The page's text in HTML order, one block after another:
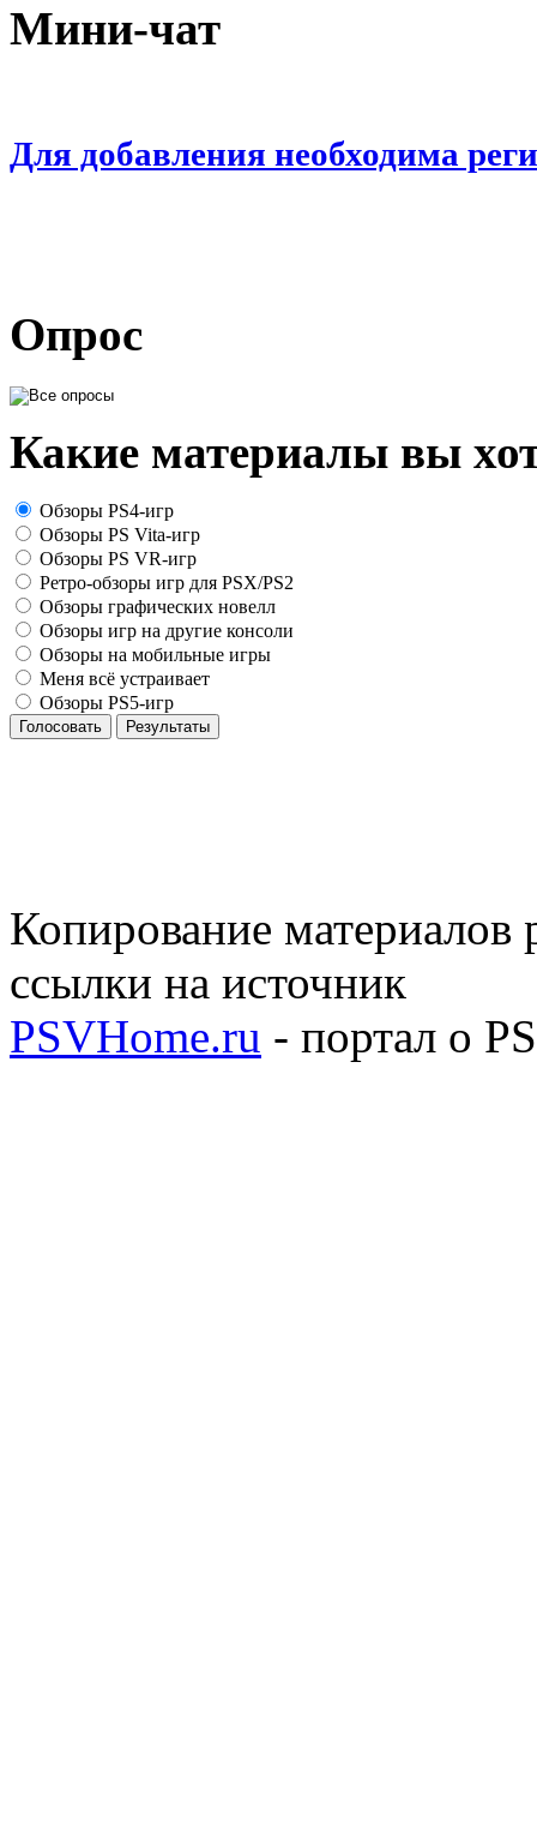
Мини-чат
Для добавления необходима
Опрос
Какие материалы вы
Обзоры PS4-игр
Обзоры PS Vita-игр
Обзоры PS VR-игр
Ретро-обзоры игр для PSX/PS2
Обзоры графических новелл
Обзоры игр на другие консоли
Обзоры на мобильные игры
Меня всё устраивает
Обзоры PS5-игр
Голосовать Результаты
Копирование материалов
ссылки на источник
PSVHome.ru - портал о